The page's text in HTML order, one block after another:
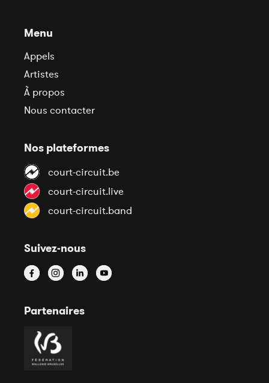
Menu
Appels
Artistes
À propos
Nous contacter
Nos plateformes
court-circuit.be
court-circuit.live
court-circuit.band
Suivez-nous
Partenaires